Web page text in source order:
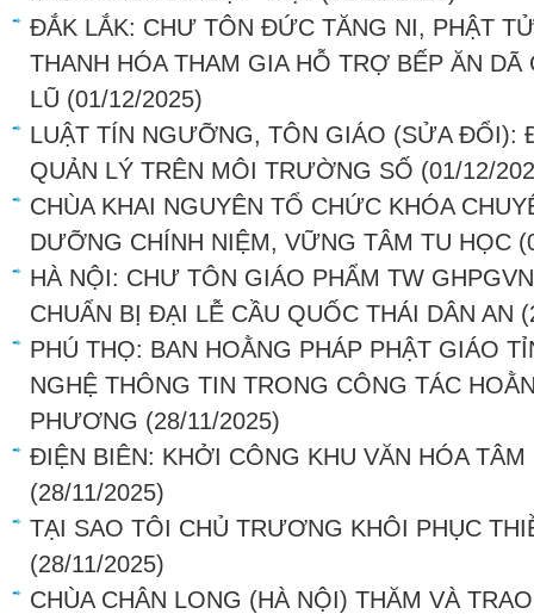
ĐẮK LẮK: CHƯ TÔN ĐỨC TĂNG NI, PHẬT
THANH HÓA THAM GIA HỖ TRỢ BẾP ĂN DÃ
LŨ (01/12/2025)
LUẬT TÍN NGƯỠNG, TÔN GIÁO (SỬA ĐỔI):
QUẢN LÝ TRÊN MÔI TRƯỜNG SỐ (01/12/
CHÙA KHAI NGUYÊN TỔ CHỨC KHÓA
DƯỠNG CHÍNH NIỆM, VỮNG TÂM TU HỌC
HÀ NỘI: CHƯ TÔN GIÁO PHẨM TW
CHUẨN BỊ ĐẠI LỄ CẦU QUỐC THÁI DÂN AN
PHÚ THỌ: BAN HOẰNG PHÁP PHẬT GIÁO
NGHỆ THÔNG TIN TRONG CÔNG TÁC
PHƯƠNG (28/11/2025)
ĐIỆN BIÊN: KHỞI CÔNG KHU VĂN HÓA
(28/11/2025)
TẠI SAO TÔI CHỦ TRƯƠNG KHÔI PHỤC
(28/11/2025)
CHÙA CHÂN LONG (HÀ NỘI) THĂM VÀ